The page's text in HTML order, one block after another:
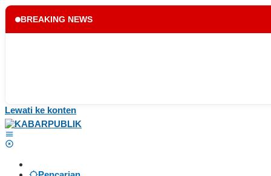
BREAKING NEWS
Lewati ke konten